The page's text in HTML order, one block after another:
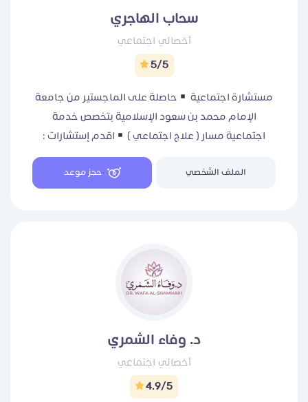
سحاب الهاجري
أخصائي اجتماعي
5/5
مستشارة اجتماعية
حاصلة على الماجستير من جامعة
الإمام محمد بن سعود الإسلامية بتخصص خدمة
اجتماعية مسار ( علاج اجتماعي )
اقدم إستشارات :
اسرية-زوجية -اجتماعية-عاطفية
انا هنا من اجلك لا
تتردد في طلب الإستشاره
يمكنكم الحصول على
الملف الشخصي حجز موعد
د. وفاء الشمري
أخصائي اجتماعي
4.9/5